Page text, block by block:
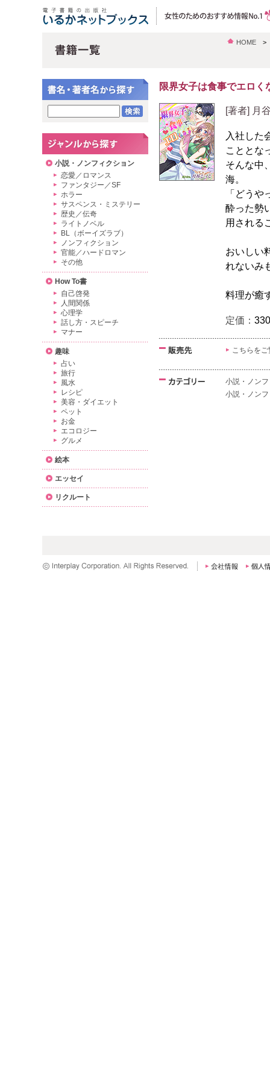
HOME
限界女子は食事でエロく
[著者] 月
入社した
こととな
そんな中
海。
「どう
酔った勢
用される
おいしい
れないみ
料理が癒
定価：
こちらを
小説・ノン
小説・ノン
小説・ノンフィクション
恋愛／ロマンス
ファンタジー／SF
ホラー
サスペンス・ミステリー
歴史／伝奇
ライトノベル
BL（ボーイズラブ）
ノンフィクション
官能／ハードロマン
その他
How To書
自己啓発
人間関係
心理学
話し方・スピーチ
マナー
趣味
占い
旅行
風水
レシピ
美容・ダイエット
ペット
お金
エコロジー
グルメ
絵本
エッセイ
リクルート